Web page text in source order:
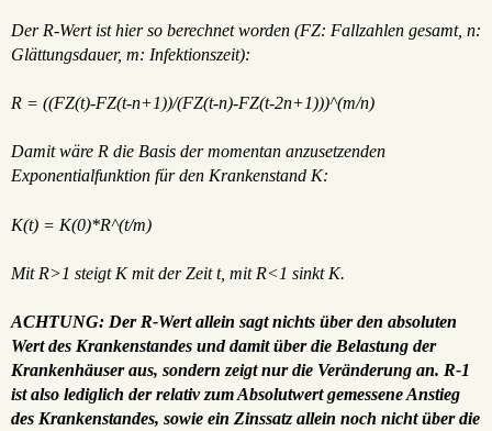
Der R-Wert ist hier so berechnet worden (FZ: Fallzahlen gesamt, n:
Glättungsdauer, m: Infektionszeit):
R = ((FZ(t)-FZ(t-n+1))/(FZ(t-n)-FZ(t-2n+1)))^(m/n)
Damit wäre R die Basis der momentan anzusetzenden
Exponentialfunktion für den Krankenstand K:
K(t) = K(0)*R^(t/m)
Mit R>1 steigt K mit der Zeit t, mit R<1 sinkt K.
ACHTUNG: Der R-Wert allein sagt nichts über den absoluten
Wert des Krankenstandes und damit über die Belastung der
Krankenhäuser aus, sondern zeigt nur die Veränderung an. R-1
ist also lediglich der relativ zum Absolutwert gemessene Anstieg
des Krankenstandes, sowie ein Zinssatz allein noch nicht über die